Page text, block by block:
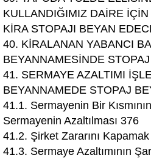
KULLANDIĞIMIZ DAİRE
KİRA STOPAJI BEYAN
40. KİRALANAN YABANCI
BEYANNAMESİNDE
41. SERMAYE AZALTIMI
BEYANNAMEDE STOPAJ
41.1. Sermayenin Bir
Sermayenin Azaltılması 376
41.2. Şirket Zararını
41.3. Sermaye Azaltımının